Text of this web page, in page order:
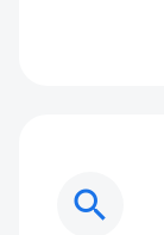
search